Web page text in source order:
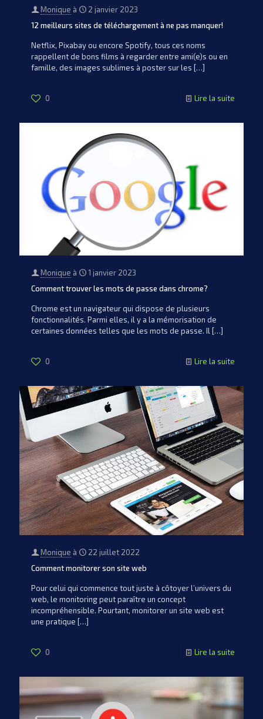
Monique à
2 janvier 2023
12 meilleurs sites de téléchargement à ne pas manquer!
Netflix, Pixabay ou encore Spotify, tous ces noms
rappellent de bons films à regarder entre ami(e)s ou en
famille, des images sublimes à poster sur les […]
0 Lire la suite
Monique à
1 janvier 2023
Comment trouver les mots de passe dans chrome?
Chrome est un navigateur qui dispose de plusieurs
fonctionnalités. Parmi elles, il y a la mémorisation de
certaines données telles que les mots de passe. Il […]
0 Lire la suite
Monique à
22 juillet 2022
Comment monitorer son site web
Pour celui qui commence tout juste à côtoyer l’univers du
web, le monitoring peut paraître un concept
incompréhensible. Pourtant, monitorer un site web est
une pratique […]
0 Lire la suite